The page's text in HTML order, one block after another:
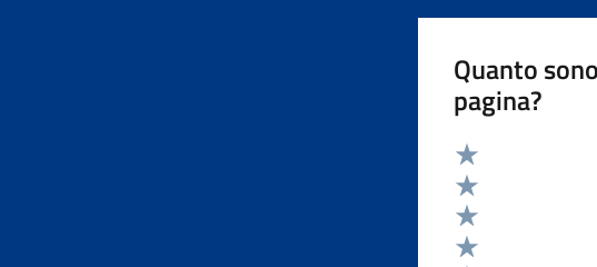
Quanto
pagina?
Valuta 5 stelle su 5
Valuta 4 stelle su 5
Valuta 3 stelle su 5